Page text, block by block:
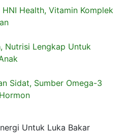
Health, Vitamin Komplek
Nutrisi Lengkap Untuk
Sidat, Sumber Omega-3
Untuk Luka Bakar